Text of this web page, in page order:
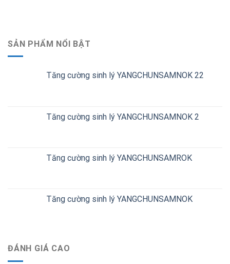
SẢN PHẨM NỔI BẬT
Tăng cường sinh lý YANGCHUNSAMNOK 22
Tăng cường sinh lý YANGCHUNSAMNOK 2
Tăng cường sinh lý YANGCHUNSAMROK
Tăng cường sinh lý YANGCHUNSAMNOK
ĐÁNH GIÁ CAO